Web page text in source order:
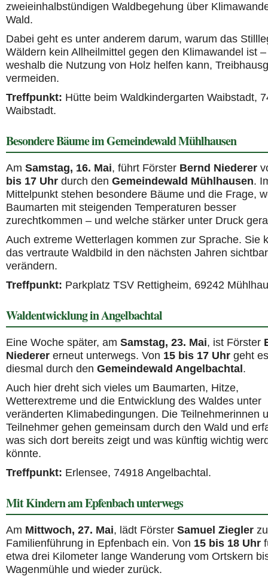
zweieinhalbstündigen Waldbegehung über
Wald.
Dabei geht es unter anderem darum, warum das
Wäldern kein Allheilmittel gegen den Klimawandel ist
weshalb die Nutzung von Holz helfen kann,
vermeiden.
Treffpunkt: Hütte beim Waldkindergarten Waibstadt,
Waibstadt.
Besondere Bäume im Gemeindewald Mühlhausen
Am Samstag, 16. Mai, führt Förster Bernd Niederer
bis 17 Uhr durch den Gemeindewald Mühlhausen.
Mittelpunkt stehen besondere Bäume und die Frage,
Baumarten mit steigenden Temperaturen besser
zurechtkommen – und welche stärker unter Druck
Auch extreme Wetterlagen kommen zur Sprache. Sie
das vertraute Waldbild in den nächsten Jahren sichtbar
verändern.
Treffpunkt: Parkplatz TSV Rettigheim, 69242
Waldentwicklung in Angelbachtal
Eine Woche später, am Samstag, 23. Mai, ist Förster
Niederer erneut unterwegs. Von 15 bis 17 Uhr geht es
diesmal durch den Gemeindewald Angelbachtal .
Auch hier dreht sich vieles um Baumarten, Hitze,
Wetterextreme und die Entwicklung des Waldes unter
veränderten Klimabedingungen. Die Teilnehmerinnen
Teilnehmer gehen gemeinsam durch den Wald und
was sich dort bereits zeigt und was künftig wichtig
könnte.
Treffpunkt: Erlensee, 74918 Angelbachtal.
Mit Kindern am Epfenbach unterwegs
Am Mittwoch, 27. Mai, lädt Förster Samuel Ziegler
Familienführung in Epfenbach ein. Von 15 bis 18 Uhr
etwa drei Kilometer lange Wanderung vom Ortskern
Wagenmühle und wieder zurück.